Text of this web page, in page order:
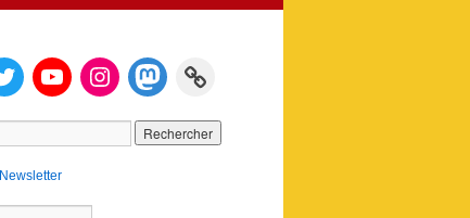
Newsletter